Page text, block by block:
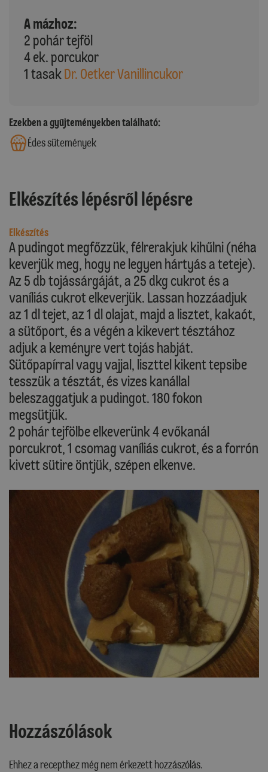
A mázhoz:
2 pohár tejföl
4 ek. porcukor
1 tasak Dr. Oetker Vanillincukor
Ezekben a gyűjteményekben található:
Édes sütemények
Elkészítés lépésről lépésre
Elkészítés
A pudingot megfőzzük, félrerakjuk kihűlni (néha
keverjük meg, hogy ne legyen hártyás a teteje).
Az 5 db tojássárgáját, a 25 dkg cukrot és a
vaníliás cukrot elkeverjük. Lassan hozzáadjuk
az 1 dl tejet, az 1 dl olajat, majd a lisztet, kakaót,
a sütőport, és a végén a kikevert tésztához
adjuk a keményre vert tojás habját.
Sütőpapírral vagy vajjal, liszttel kikent tepsibe
tesszük a tésztát, és vizes kanállal
beleszaggatjuk a pudingot. 180 fokon
megsütjük.
2 pohár tejfölbe elkeverünk 4 evőkanál
porcukrot, 1 csomag vaníliás cukrot, és a forrón
kivett sütire öntjük, szépen elkenve.
Hozzászólások
Ehhez a recepthez még nem érkezett hozzászólás.